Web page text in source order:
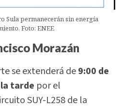
Sula permanecerán sin energía
Foto: ENEE
Morazán
se extenderá de9:00 de
tarde por el
SUY-L258 de la